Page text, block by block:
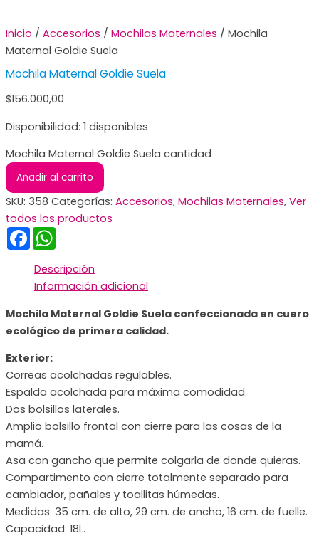
Inicio / Accesorios / Mochilas Maternales / Mochila
Maternal Goldie Suela
Mochila Maternal Goldie Suela
$156.000,00
Disponibilidad: 1 disponibles
Mochila Maternal Goldie Suela cantidad
Añadir al carrito
SKU: 358 Categorías: Accesorios, Mochilas Maternales, Ver
todos los productos
Facebook
Descripción
Información adicional
Mochila Maternal Goldie Suela confeccionada en cuero
ecológico de primera calidad.
Exterior:
Correas acolchadas regulables.
Espalda acolchada para máxima comodidad.
Dos bolsillos laterales.
Amplio bolsillo frontal con cierre para las cosas de la
mamá.
Asa con gancho que permite colgarla de donde quieras.
Compartimento con cierre totalmente separado para
cambiador, pañales y toallitas húmedas.
Medidas: 35 cm. de alto, 29 cm. de ancho, 16 cm. de fuelle.
Capacidad: 18L.